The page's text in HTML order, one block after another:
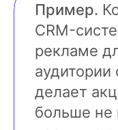
Пример.
CRM-
рекламе
делает
больше не